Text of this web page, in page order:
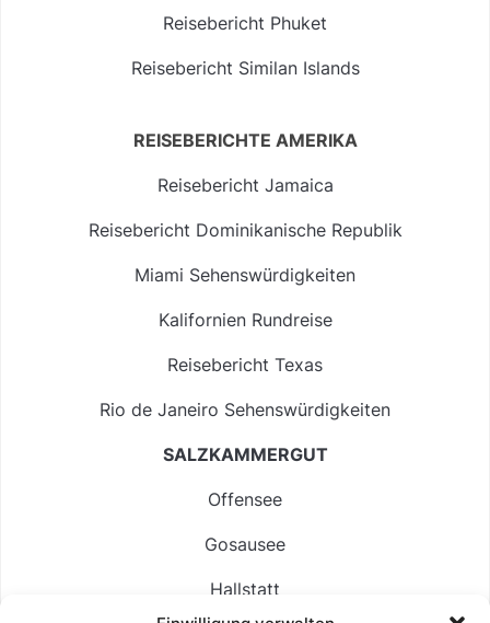
Reisebericht Phuket
Reisebericht Similan Islands
REISEBERICHTE AMERIKA
Reisebericht Jamaica
Reisebericht Dominikanische Republik
Miami Sehenswürdigkeiten
Kalifornien Rundreise
Reisebericht Texas
Rio de Janeiro Sehenswürdigkeiten
SALZKAMMERGUT
Offensee
Gosausee
Hallstatt